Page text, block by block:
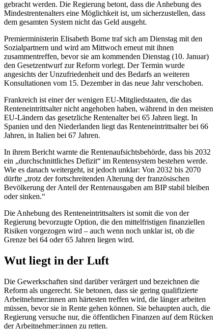
gebracht werden. Die Regierung betont, dass die Anhebung des
Mindestrentenalters eine Möglichkeit ist, um sicherzustellen, dass
dem gesamten System nicht das Geld ausgeht.
Premierministerin Elisabeth Borne traf sich am Dienstag mit den
Sozialpartnern und wird am Mittwoch erneut mit ihnen
zusammentreffen, bevor sie am kommenden Dienstag (10. Januar)
den Gesetzentwurf zur Reform vorlegt. Der Termin wurde
angesichts der Unzufriedenheit und des Bedarfs an weiteren
Konsultationen vom 15. Dezember in das neue Jahr verschoben.
Frankreich ist einer der wenigen EU-Mitgliedstaaten, die das
Renteneintrittsalter nicht angehoben haben, während in den meisten
EU-Ländern das gesetzliche Rentenalter bei 65 Jahren liegt. In
Spanien und den Niederlanden liegt das Renteneintrittsalter bei 66
Jahren, in Italien bei 67 Jahren.
In ihrem Bericht warnte die Rentenaufsichtsbehörde, dass bis 2032
ein „durchschnittliches Defizit“ im Rentensystem bestehen werde.
Wie es danach weitergeht, ist jedoch unklar: Von 2032 bis 2070
dürfte „trotz der fortschreitenden Alterung der französischen
Bevölkerung der Anteil der Rentenausgaben am BIP stabil bleiben
oder sinken.“
Die Anhebung des Renteneintrittsalters ist somit die von der
Regierung bevorzugte Option, die den mittelfristigen finanziellen
Risiken vorgezogen wird – auch wenn noch unklar ist, ob die
Grenze bei 64 oder 65 Jahren liegen wird.
Wut liegt in der Luft
Die Gewerkschaften sind darüber verärgert und bezeichnen die
Reform als ungerecht. Sie betonen, dass sie gering qualifizierte
Arbeitnehmer:innen am härtesten treffen wird, die länger arbeiten
müssen, bevor sie in Rente gehen können. Sie behaupten auch, die
Regierung versuche nur, die öffentlichen Finanzen auf dem Rücken
der Arbeitnehmer:innen zu retten.